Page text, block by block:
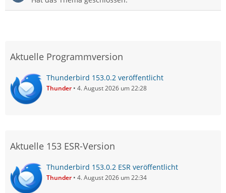
Aktuelle Programmversion
Thunderbird 153.0.2 veröffentlicht
Thunder 4. August 2026 um 22:28
Aktuelle 153 ESR-Version
Thunderbird 153.0.2 ESR veröffentlicht
Thunder 4. August 2026 um 22:34